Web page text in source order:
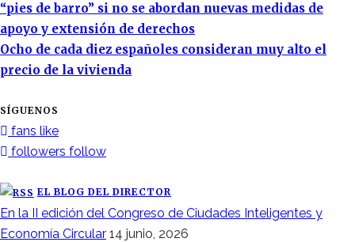
“pies de barro” si no se abordan nuevas medidas de
apoyo y extensión de derechos
Ocho de cada diez españoles consideran muy alto el
precio de la vivienda
SÍGUENOS
fans like
followers follow
EL BLOG DEL DIRECTOR
En la II edición del Congreso de Ciudades Inteligentes y
Economía Circular 14 junio, 2026